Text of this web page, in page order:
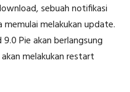
sebuah notifikasi
melakukan update.
Pie akan berlangsung
melakukan restart